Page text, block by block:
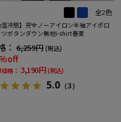
全2色
湿冷感】完全ノーアイロン半袖アイポロ
ツボタンダウン無地i-shirt春夏
： 6,259円 (税込)
格： 3,190円 (税込)
5.0 （3）